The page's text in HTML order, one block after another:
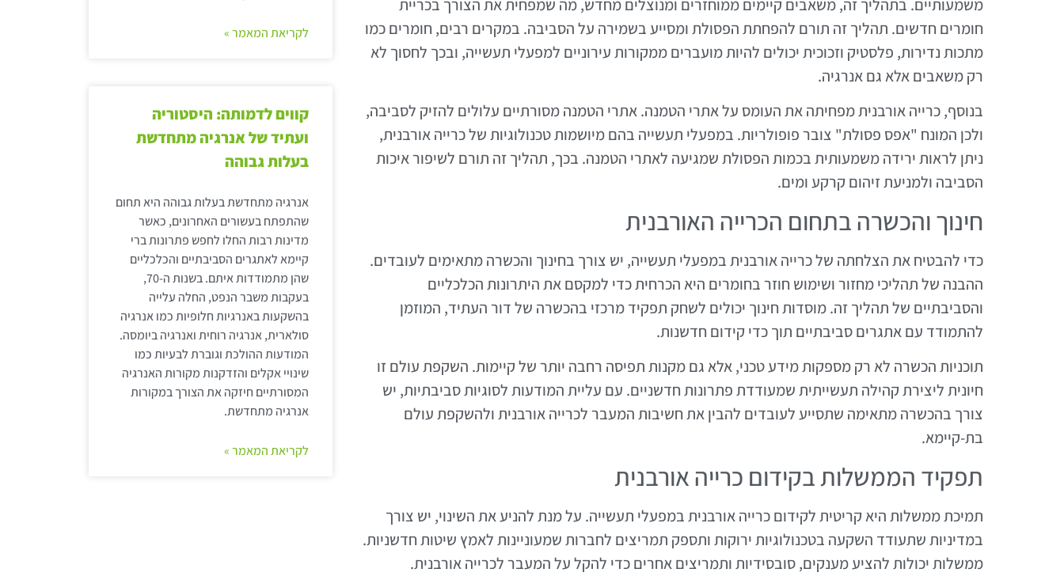
משמעותיים. בתהליך זה, משאבים קיימים ממוחזרים ומנוצלים מחדש, מה שמפחית את הצורך בכריית
חומרים חדשים. תהליך זה תורם להפחתת הפסולת ומסייע בשמירה על הסביבה. במקרים רבים, חומרים כמו
מתכות נדירות, פלסטיק וזכוכית יכולים להיות מועברים ממקורות עירוניים למפעלי תעשייה, ובכך לחסוך לא
רק משאבים אלא גם אנרגיה.
בנוסף, כרייה אורבנית מפחיתה את העומס על אתרי הטמנה. אתרי הטמנה מסורתיים עלולים להזיק לסביבה,
ולכן המונח "אפס פסולת" צובר פופולריות. במפעלי תעשייה בהם מיושמות טכנולוגיות של כרייה אורבנית,
ניתן לראות ירידה משמעותית בכמות הפסולת שמגיעה לאתרי הטמנה. בכך, תהליך זה תורם לשיפור איכות
הסביבה ולמניעת זיהום קרקע ומים.
חינוך והכשרה בתחום הכרייה האורבנית
כדי להבטיח את הצלחתה של כרייה אורבנית במפעלי תעשייה, יש צורך בחינוך והכשרה מתאימים לעובדים.
ההבנה של תהליכי מחזור ושימוש חוזר בחומרים היא הכרחית כדי למקסם את היתרונות הכלכליים
והסביבתיים של תהליך זה. מוסדות חינוך יכולים לשחק תפקיד מרכזי בהכשרה של דור העתיד, המוזמן
להתמודד עם אתגרים סביבתיים תוך כדי קידום חדשנות.
תוכניות הכשרה לא רק מספקות מידע טכני, אלא גם מקנות תפיסה רחבה יותר של קיימות. השקפת עולם זו
חיונית ליצירת קהילה תעשייתית שמעודדת פתרונות חדשניים. עם עליית המודעות לסוגיות סביבתיות, יש
צורך בהכשרה מתאימה שתסייע לעובדים להבין את חשיבות המעבר לכרייה אורבנית ולהשקפת עולם
בת-קיימא.
תפקיד הממשלות בקידום כרייה אורבנית
תמיכת ממשלות היא קריטית לקידום כרייה אורבנית במפעלי תעשייה. על מנת להניע את השינוי, יש צורך
במדיניות שתעודד השקעה בטכנולוגיות ירוקות ותספק תמריצים לחברות שמעוניינות לאמץ שיטות חדשניות.
ממשלות יכולות להציע מענקים, סובסידיות ותמריצים אחרים כדי להקל על המעבר לכרייה אורבנית.
לקריאת המאמר »
קווים לדמותה: היסטוריה
ועתיד של אנרגיה מתחדשת
בעלות גבוהה
אנרגיה מתחדשת בעלות גבוהה היא תחום
שהתפתח בעשורים האחרונים, כאשר
מדינות רבות החלו לחפש פתרונות ברי
קיימא לאתגרים הסביבתיים והכלכליים
שהן מתמודדות איתם. בשנות ה-70,
בעקבות משבר הנפט, החלה עלייה
בהשקעות באנרגיות חלופיות כמו אנרגיה
סולארית, אנרגיה רוחית ואנרגיה ביומסה.
המודעות ההולכת וגוברת לבעיות כמו
שינויי אקלים והזדקנות מקורות האנרגיה
המסורתיים חיזקה את הצורך במקורות
אנרגיה מתחדשת.
לקריאת המאמר »